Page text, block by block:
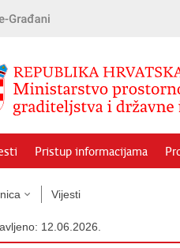
Pristup informacijama
Vijesti
12.06.2026.